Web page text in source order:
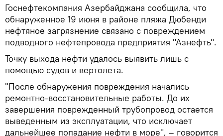
Госнефтекомпания Азербайджана сообщила, что
обнаруженное 19 июня в районе пляжа Дюбенди
нефтяное загрязнение связано с повреждением
подводного нефтепровода предприятия "Азнефть".
Точку выхода нефти удалось выявить лишь с
помощью судов и вертолета.
"После обнаружения повреждения начались
ремонтно-восстановительные работы. До их
завершения поврежденный трубопровод остается
выведенным из эксплуатации, что исключает
дальнейшее попадание нефти в море", – говорится